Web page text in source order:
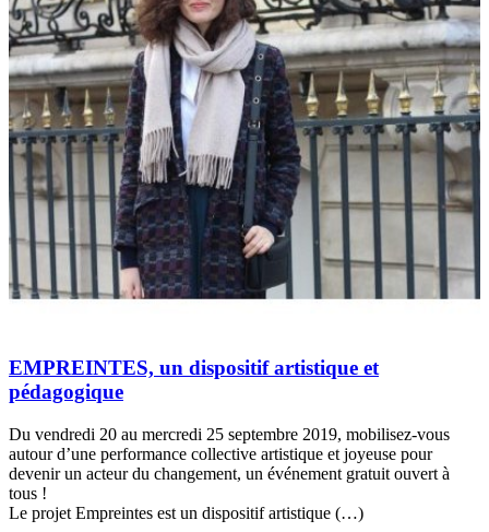
EMPREINTES, un dispositif artistique et
pédagogique
Du vendredi 20 au mercredi 25 septembre 2019, mobilisez-vous
autour d’une performance collective artistique et joyeuse pour
devenir un acteur du changement, un événement gratuit ouvert à
tous !
Le projet Empreintes est un dispositif artistique (…)